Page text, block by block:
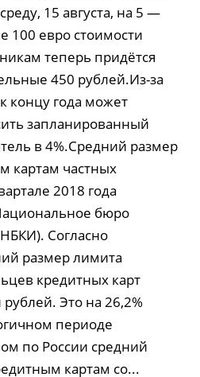
15 августа, на 5 —
100 евро стоимости
теперь придётся
450 рублей.Из-за
концу года может
запланированный
в 4%.Средний размер
картам частных
2018 года
бюро
Согласно
размер лимита
кредитных карт
рублей. Это на 26,2%
периоде
по России средний
картам со...